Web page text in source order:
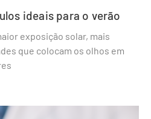
ideais para o verão
exposição solar, mais
que colocam os olhos em